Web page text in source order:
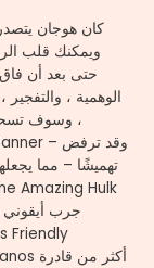
كان هوجان
، وسوف تسحق
تهميشًا – مما